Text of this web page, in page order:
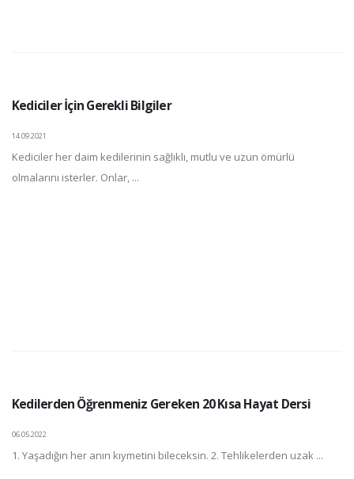
Kediciler İçin Gerekli Bilgiler
14.09.2021
Kediciler her daim kedilerinin sağlıklı, mutlu ve uzun ömürlü
olmalarını isterler. Onlar, ...
Kedilerden Öğrenmeniz Gereken 20 Kısa Hayat Dersi
06.05.2022
1. Yaşadığın her anın kıymetini bileceksin. 2. Tehlikelerden uzak ...